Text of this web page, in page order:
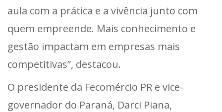
aula com a prática e a vivência junto com
quem empreende. Mais conhecimento e
gestão impactam em empresas mais
competitivas”, destacou.
O presidente da Fecomércio PR e vice-
governador do Paraná, Darci Piana,